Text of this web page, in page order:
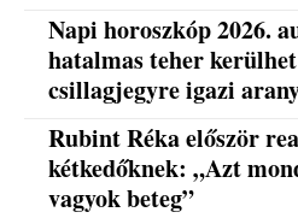
Napi horoszkóp 2026.
hatalmas teher
csillagjegyre igazi
Rubint Réka először
kétkedőknek: „Azt
vagyok beteg”